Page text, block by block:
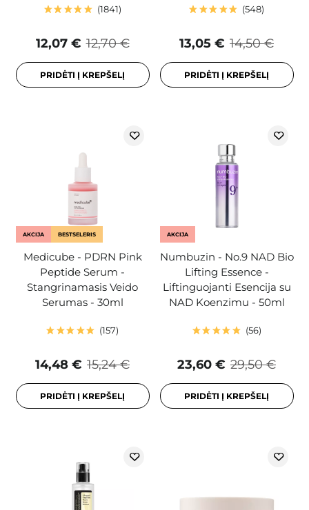
1841
12,70 €
12,07 €
PRIDĖTI Į KREPŠELĮ
548
14,50 €
13,05 €
PRIDĖTI Į KREPŠELĮ
AKCIJA BESTSELERIS
Medicube - PDRN Pink
Peptide Serum -
Stangrinamasis Veido
Serumas - 30ml
157
15,24 €
14,48 €
PRIDĖTI Į KREPŠELĮ
AKCIJA
Numbuzin - No.9 NAD Bio
Lifting Essence -
Liftinguojanti Esencija su
NAD Koenzimu - 50ml
56
29,50 €
23,60 €
PRIDĖTI Į KREPŠELĮ